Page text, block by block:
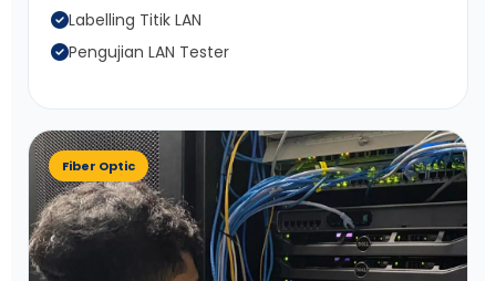
Labelling Titik LAN
Pengujian LAN Tester
Fiber Optic